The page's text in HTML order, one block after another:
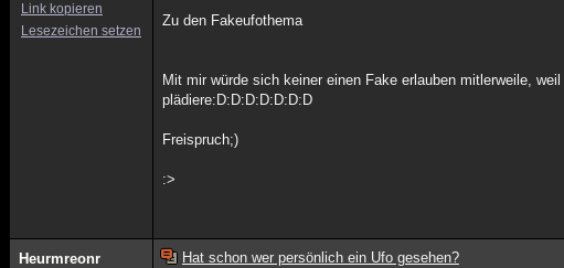
Link kopieren
Lesezeichen setzen
Zu den Fakeufothema
Mit mir würde sich keiner einen Fake erlauben mitlerweile,
plädiere:D:D:D:D:D:D:D
Freispruch;)
:>
Heurmreonr Hat schon wer persönlich ein Ufo gesehen?